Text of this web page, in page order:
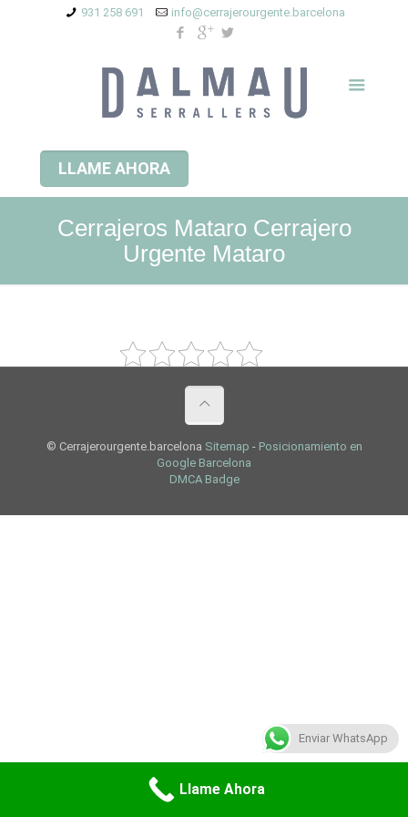
931 258 691 info@cerrajerourgente.barcelona
LLAME AHORA
Cerrajeros Mataro Cerrajero
Urgente Mataro
© Cerrajerourgente.barcelona Sitemap - Posicionamiento en
Google Barcelona
DMCA Badge
Enviar WhatsApp
Llame Ahora